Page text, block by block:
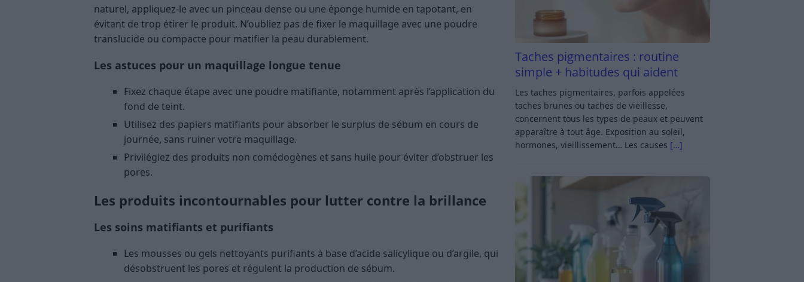
naturel, appliquez-le avec un pinceau dense ou une éponge humide en tapotant, en
évitant de trop étirer le produit. N’oubliez pas de fixer le maquillage avec une poudre
translucide ou compacte pour matifier la peau durablement.
Les astuces pour un maquillage longue tenue
Fixez chaque étape avec une poudre matifiante, notamment après l’application du
fond de teint.
Utilisez des papiers matifiants pour absorber le surplus de sébum en cours de
journée, sans ruiner votre maquillage.
Privilégiez des produits non comédogènes et sans huile pour éviter d’obstruer les
pores.
Les produits incontournables pour lutter contre la brillance
Les soins matifiants et purifiants
Les mousses ou gels nettoyants purifiants à base d’acide salicylique ou d’argile, qui
désobstruent les pores et régulent la production de sébum.
Taches pigmentaires : routine
simple + habitudes qui aident
Les taches pigmentaires, parfois appelées
taches brunes ou taches de vieillesse,
concernent tous les types de peaux et peuvent
apparaître à tout âge. Exposition au soleil,
hormones, vieillissement… Les causes […]